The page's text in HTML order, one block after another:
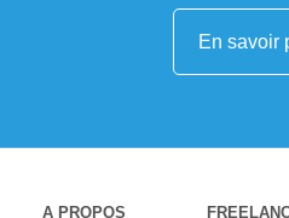
En savoir
A PROPOS